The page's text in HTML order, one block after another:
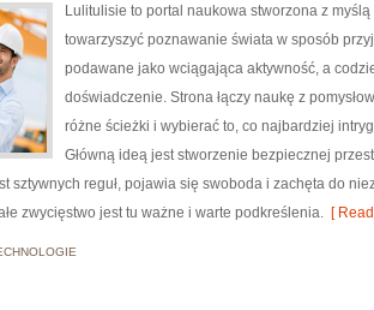
Lulitulisie to portal naukowa stworzona z
towarzyszyć poznawanie świata w sposób
podawane jako wciągająca aktywność, a
doświadczenie. Strona łączy naukę z
różne ścieżki i wybierać to, co najbardziej
Główną ideą jest stworzenie bezpiecznej
sztywnych reguł, pojawia się swoboda i zachęta do
zwycięstwo jest tu ważne i warte podkreślenia. [